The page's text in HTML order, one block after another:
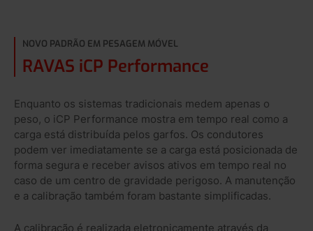
NOVO PADRÃO EM PESAGEM MÓVEL
RAVAS iCP Performance
Enquanto os sistemas tradicionais medem apenas o
peso, o iCP Performance mostra em tempo real como a
carga está distribuída pelos garfos. Os condutores
podem ver imediatamente se a carga está posicionada de
forma segura e receber avisos ativos em tempo real no
caso de um centro de gravidade perigoso. A manutenção
e a calibração também foram bastante simplificadas.
A calibração é realizada eletronicamente através da